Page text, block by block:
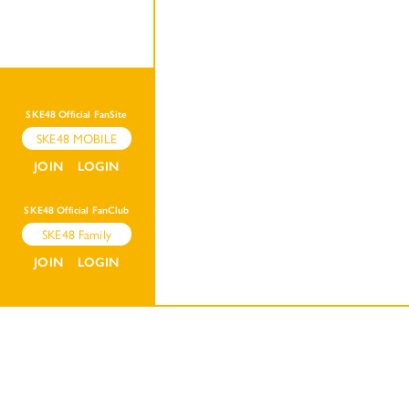
SKE48 Official FanSite
SKE48 MOBILE
JOIN LOGIN
SKE48 Official FanClub
SKE48 Family
JOIN LOGIN